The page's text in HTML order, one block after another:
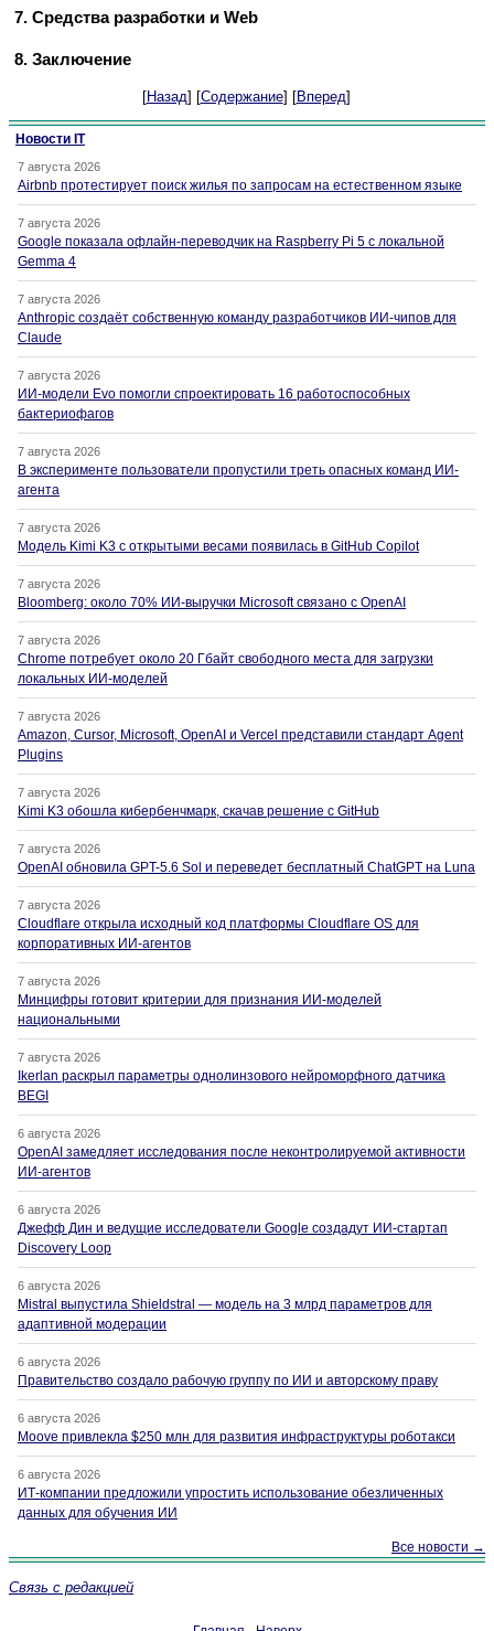
7. Средства разработки и Web
8. Заключение
[Назад] [Содержание] [Вперед]
Новости IT
7 августа 2026
Airbnb протестирует поиск жилья по запросам на естественном языке
7 августа 2026
Google показала офлайн-переводчик на Raspberry Pi 5 с локальной
Gemma 4
7 августа 2026
Anthropic создаёт собственную команду разработчиков ИИ-чипов для
Claude
7 августа 2026
ИИ-модели Evo помогли спроектировать 16 работоспособных
бактериофагов
7 августа 2026
В эксперименте пользователи пропустили треть опасных команд ИИ-
агента
7 августа 2026
Модель Kimi K3 с открытыми весами появилась в GitHub Copilot
7 августа 2026
Bloomberg: около 70% ИИ-выручки Microsoft связано с OpenAI
7 августа 2026
Chrome потребует около 20 Гбайт свободного места для загрузки
локальных ИИ-моделей
7 августа 2026
Amazon, Cursor, Microsoft, OpenAI и Vercel представили стандарт Agent
Plugins
7 августа 2026
Kimi K3 обошла кибербенчмарк, скачав решение с GitHub
7 августа 2026
OpenAI обновила GPT-5.6 Sol и переведет бесплатный ChatGPT на Luna
7 августа 2026
Cloudflare открыла исходный код платформы Cloudflare OS для
корпоративных ИИ-агентов
7 августа 2026
Минцифры готовит критерии для признания ИИ-моделей
национальными
7 августа 2026
Ikerlan раскрыл параметры однолинзового нейроморфного датчика
BEGI
6 августа 2026
OpenAI замедляет исследования после неконтролируемой активности
ИИ-агентов
6 августа 2026
Джефф Дин и ведущие исследователи Google создадут ИИ-стартап
Discovery Loop
6 августа 2026
Mistral выпустила Shieldstral — модель на 3 млрд параметров для
адаптивной модерации
6 августа 2026
Правительство создало рабочую группу по ИИ и авторскому праву
6 августа 2026
Moove привлекла $250 млн для развития инфраструктуры роботакси
6 августа 2026
ИТ-компании предложили упростить использование обезличенных
данных для обучения ИИ
Все новости →
Связь с редакцией